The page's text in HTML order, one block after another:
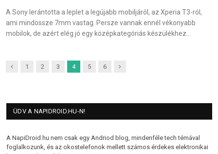
A Sony lerántotta a leplet a legújabb mobiljáról, az Xperia T3-ról,
ami mindössze 7mm vastag. Persze vannak ennél vékonyabb
mobilok, de azért elég jó egy középkategóriás készülékhez…
Previous
1 2 3 4 5 6 Next
ÜDV A NAPIDROID.HU-N!
A NapiDroid.hu nem csak egy Andriod blog, mindenféle tech témával
foglalkozunk, és az okostelefonok mellett számos érdekes elektronikai